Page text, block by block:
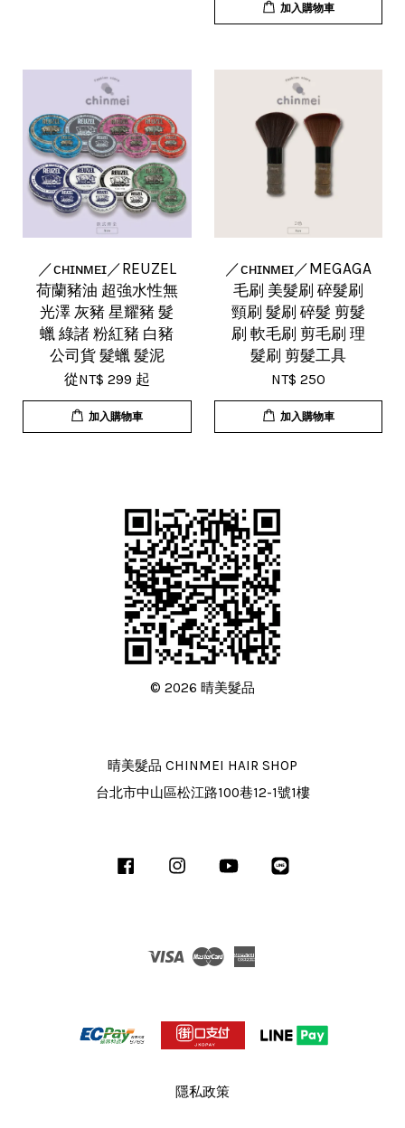
加入購物車
／ᴄʜɪɴᴍᴇɪ／REUZEL
荷蘭豬油 超強水性無
光澤 灰豬 星耀豬 髮
蠟 綠諸 粉紅豬 白豬
公司貨 髮蠟 髮泥
從NT$ 299 起
加入購物車
／ᴄʜɪɴᴍᴇɪ／MEGAGA
毛刷 美髮刷 碎髮刷
頸刷 髮刷 碎髮 剪髮
刷 軟毛刷 剪毛刷 理
髮刷 剪髮工具
NT$ 250
加入購物車
© 2026 晴美髮品
晴美髮品 CHINMEI HAIR SHOP
台北市中山區松江路100巷12-1號1樓
Facebook InstagramYouTube
Visa Master
隱私政策